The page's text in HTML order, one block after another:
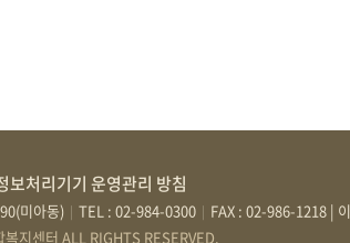
보처리기기 운영관리 방침
미아동) | TEL : 02-984-0300 | FAX : 02-986-1218 |
지센터 ALL RIGHTS RESERVED.